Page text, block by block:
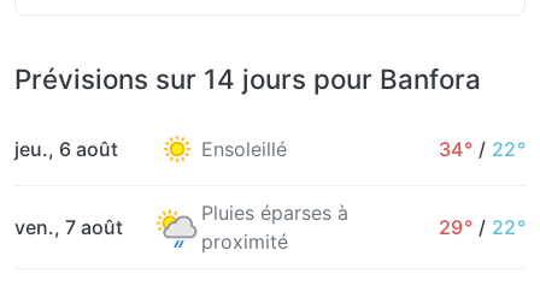
Prévisions sur 14 jours pour Banfora
jeu., 6 août Ensoleillé 34° / 22°
ven., 7 août
Pluies éparses à
proximité
29° / 22°